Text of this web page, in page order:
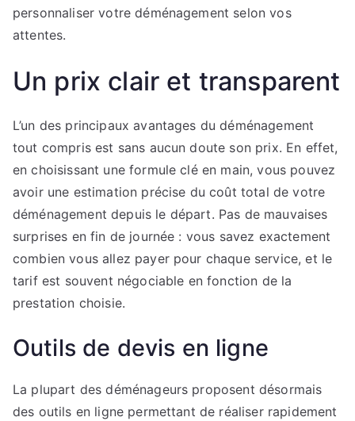
personnaliser votre déménagement selon vos
attentes.
Un prix clair et transparent
L’un des principaux avantages du déménagement
tout compris est sans aucun doute son prix. En effet,
en choisissant une formule clé en main, vous pouvez
avoir une estimation précise du coût total de votre
déménagement depuis le départ. Pas de mauvaises
surprises en fin de journée : vous savez exactement
combien vous allez payer pour chaque service, et le
tarif est souvent négociable en fonction de la
prestation choisie.
Outils de devis en ligne
La plupart des déménageurs proposent désormais
des outils en ligne permettant de réaliser rapidement